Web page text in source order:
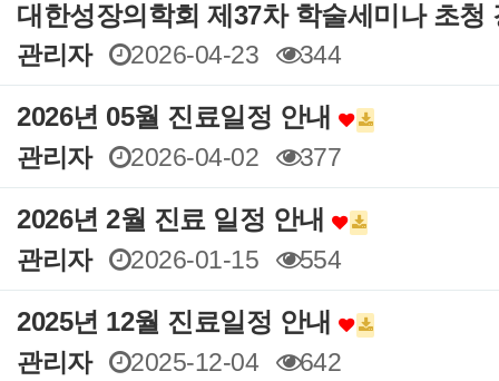
대한성장의학회 제37차 학술세미나 초청
관리자
2026-04-23 344
2026년 05월 진료일정 안내
관리자
2026-04-02 377
2026년 2월 진료 일정 안내
관리자
2026-01-15 554
2025년 12월 진료일정 안내
관리자
2025-12-04 642